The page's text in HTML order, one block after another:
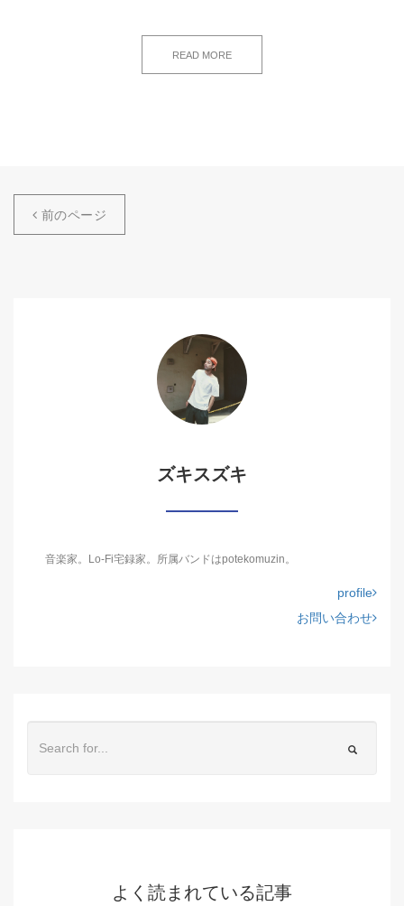
READ MORE
前のページ
ズキスズキ
音楽家。Lo-Fi宅録家。所属バンドはpotekomuzin。
profile
お問い合わせ
よく読まれている記事